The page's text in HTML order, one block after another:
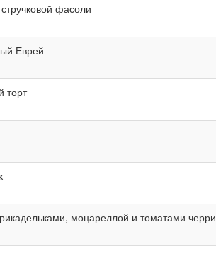
фасоли
Еврей
торт
моцареллой и томатами черри